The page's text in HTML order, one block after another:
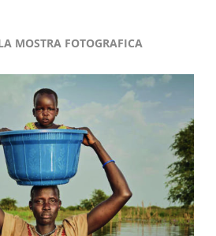
MOSTRA FOTOGRAFICA